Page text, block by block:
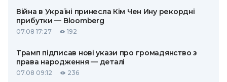
Війна в Україні принесла Кім Чен Ину рекордні
прибутки — Bloomberg
07.08 17:27 192
Трамп підписав нові укази про громадянство з
права народження — деталі
07.08 09:12 236